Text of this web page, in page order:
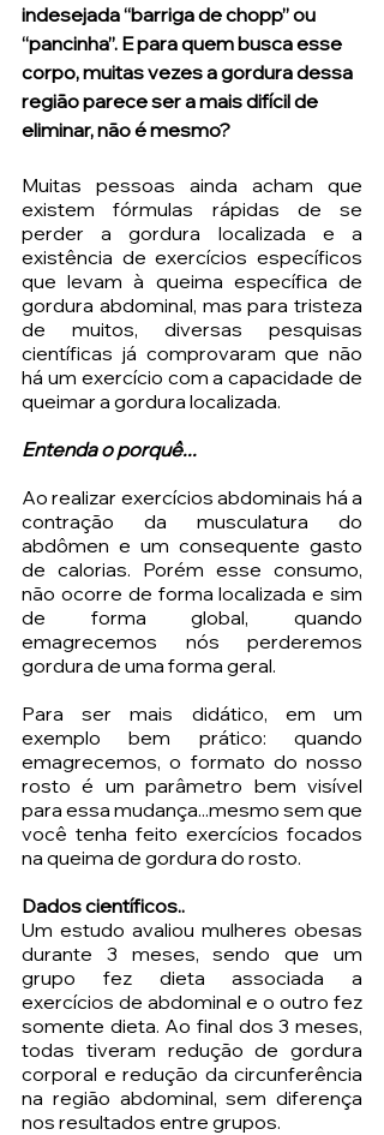
indesejada “barriga de chopp” ou
“pancinha”. E para quem busca esse
corpo, muitas vezes a gordura dessa
região parece ser a mais difícil de
eliminar, não é mesmo?
Muitas pessoas ainda acham que
existem fórmulas rápidas de se
perder a gordura localizada e a
existência de exercícios específicos
que levam à queima específica de
gordura abdominal, mas para tristeza
de muitos, diversas pesquisas
científicas já comprovaram que não
há um exercício com a capacidade de
queimar a gordura localizada.
Entenda o porquê...
Ao realizar exercícios abdominais há a
contração da musculatura do
abdômen e um consequente gasto
de calorias. Porém esse consumo,
não ocorre de forma localizada e sim
de forma global, quando
emagrecemos nós perderemos
gordura de uma forma geral.
Para ser mais didático, em um
exemplo bem prático: quando
emagrecemos, o formato do nosso
rosto é um parâmetro bem visível
para essa mudança...mesmo sem que
você tenha feito exercícios focados
na queima de gordura do rosto.
Dados científicos..
Um estudo avaliou mulheres obesas
durante 3 meses, sendo que um
grupo fez dieta associada a
exercícios de abdominal e o outro fez
somente dieta. Ao final dos 3 meses,
todas tiveram redução de gordura
corporal e redução da circunferência
na região abdominal, sem diferença
nos resultados entre grupos.